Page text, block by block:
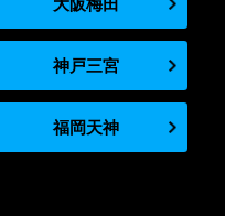
大阪梅田
神戸三宮
福岡天神